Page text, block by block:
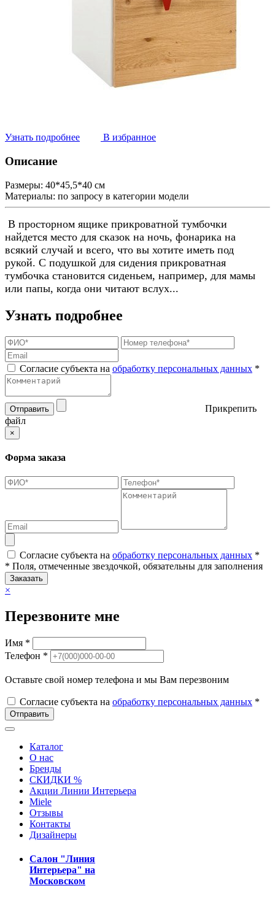
Узнать подробнее В избранное
Описание
Размеры: 40*45,5*40 см
Материалы: по запросу в категории модели
В просторном ящике прикроватной тумбочки
найдется место для сказок на ночь, фонарика на
всякий случай и всего, что вы хотите иметь под
рукой. С подушкой для сидения прикроватная
тумбочка становится сиденьем, например, для мамы
или папы, когда они читают вслух...
Узнать подробнее
Согласие субъекта на обработку персональных данных *
Отправить
Прикрепить
файл
×
Форма заказа
Согласие субъекта на обработку персональных данных *
* Поля, отмеченные звездочкой, обязательны для заполнения
Заказать
×
Перезвоните мне
Имя *
Телефон *
Оставьте свой номер телефона и мы Вам перезвоним
Согласие субъекта на обработку персональных данных *
Отправить
Каталог
О нас
Бренды
СКИДКИ %
Акции Линии Интерьера
Miele
Отзывы
Контакты
Дизайнеры
Салон "Линия
Интерьера" на
Московском